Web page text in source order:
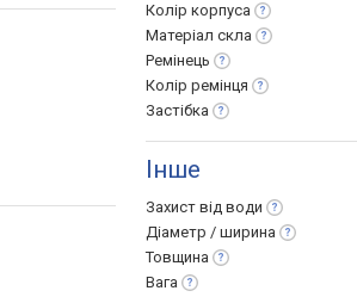
Колір корпуса
Матеріал скла
Ремінець
Колір ремінця
Застібка
Інше
Захист від води
Діаметр / ширина
Товщина
Вага